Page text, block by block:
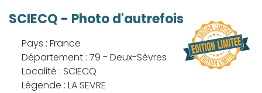
SCIECQ - Photo d'autrefois
Pays : France
Département : 79 - Deux-Sèvres
Localité : SCIECQ
Légende : LA SEVRE